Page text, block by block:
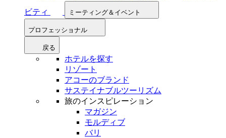
ビティ
ミーティング＆イベント
プロフェッショナル
戻る
ホテルを探す
リゾート
アコーのブランド
サステイナブルツーリズム
旅のインスピレーション
マガジン
モルディブ
バリ